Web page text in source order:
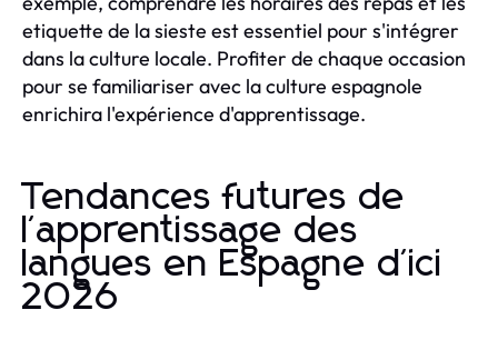
etiquette de la sieste est essentiel pour s'intégrer
dans la culture locale. Profiter de chaque occasion
pour se familiariser avec la culture espagnole
enrichira l'expérience d'apprentissage.
Tendances futures de
l'apprentissage des
langues en Espagne d'ici
2026